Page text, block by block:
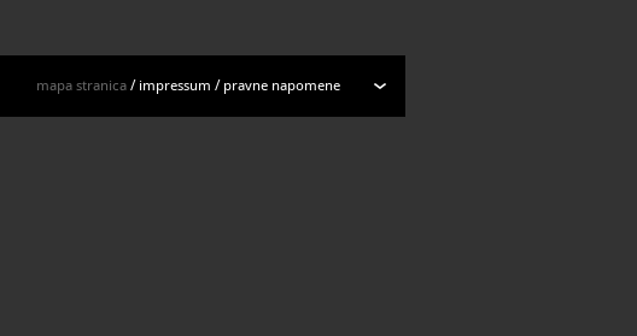
mapa stranica / impressum / pravne napomene